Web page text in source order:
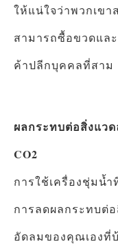
ให้แน่ใจว่าพวกเข
สามารถซื้อขวดแล
ค้าปลีกบุคคลที่สาม
ผลกระทบต่อสิ่งแว
CO2
การใช้เครื่องชุ่มน้ำ
การลดผลกระทบต่
อัดลมของคุณเอง